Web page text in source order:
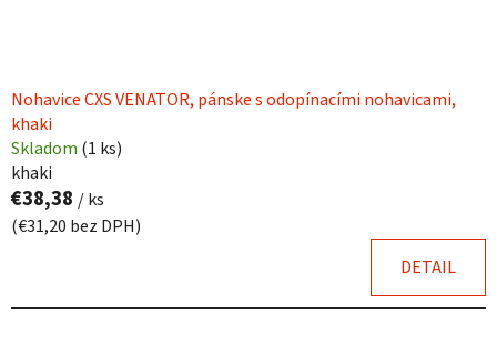
Nohavice CXS VENATOR, pánske s odopínacími nohavicami,
khaki
Skladom (1 ks)
khaki
€38,38 / ks
(€31,20 bez DPH)
DETAIL